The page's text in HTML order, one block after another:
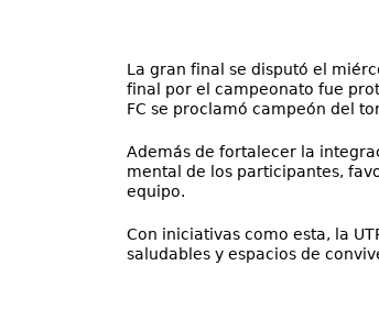
La gran final se disputó el
final por el campeonato fue
FC se proclamó campeón del
Además de fortalecer la
mental de los participantes,
equipo.
Con iniciativas como esta, la
saludables y espacios de